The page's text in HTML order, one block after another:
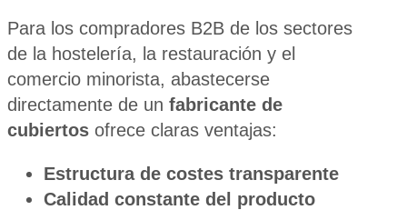
Para los compradores B2B de los sectores
de la hostelería, la restauración y el
comercio minorista, abastecerse
directamente de un fabricante de
cubiertos ofrece claras ventajas:
Estructura de costes transparente
Calidad constante del producto